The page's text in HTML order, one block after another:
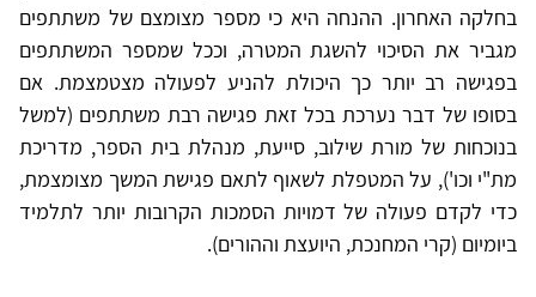
בחלקה האחרון. ההנחה היא כי מספר מצומצם של משתתפים
מגביר את הסיכוי להשגת המטרה, וככל שמספר המשתתפים
בפגישה רב יותר כך היכולת להניע לפעולה מצטמצמת. אם
בסופו של דבר נערכת בכל זאת פגישה רבת משתתפים (למשל
בנוכחות של מורת שילוב, סייעת, מנהלת בית הספר, מדריכת
מת"י וכו'), על המטפלת לשאוף לתאם פגישת המשך מצומצמת,
כדי לקדם פעולה של דמויות הסמכות הקרובות יותר לתלמיד
ביומיום (קרי המחנכת, היועצת וההורים).